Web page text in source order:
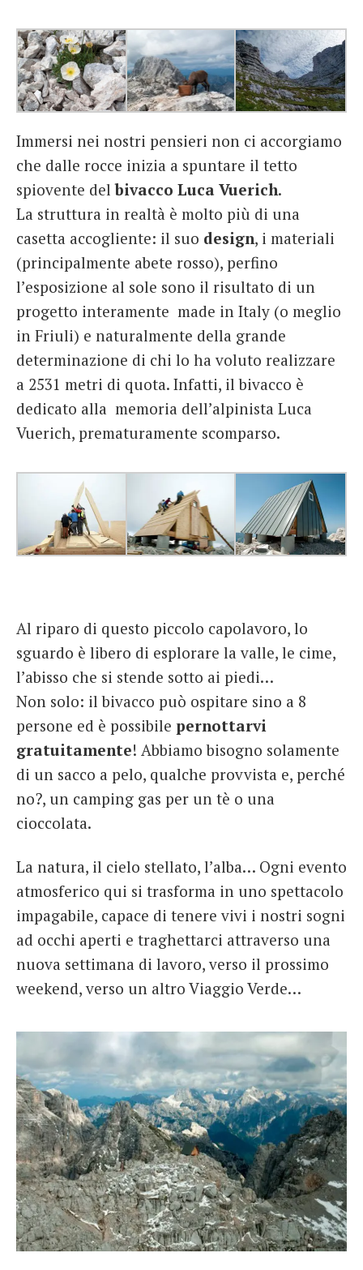
Immersi nei nostri pensieri non ci accorgiamo
che dalle rocce inizia a spuntare il tetto
spiovente delbivacco Luca Vuerich.
La struttura in realtà è molto più di una
casetta accogliente: il suo design, i materiali
(principalmente abete rosso), perfino
l’esposizione al sole sono il risultato di un
progetto interamente made in Italy (o meglio
in Friuli) e naturalmente della grande
determinazione di chi lo ha voluto realizzare
a 2531 metri di quota. Infatti, il bivacco è
dedicato alla memoria dell’alpinista Luca
Vuerich, prematuramente scomparso.
Al riparo di questo piccolo capolavoro, lo
sguardo è libero di esplorare la valle, le cime,
l’abisso che si stende sotto ai piedi…
Non solo: il bivacco può ospitare sino a 8
persone ed è possibile pernottarvi
gratuitamente! Abbiamo bisogno solamente
di un sacco a pelo, qualche provvista e, perché
no?, un camping gas per un tè o una
cioccolata.
La natura, il cielo stellato, l’alba… Ogni evento
atmosferico qui si trasforma in uno spettacolo
impagabile, capace di tenere vivi i nostri sogni
ad occhi aperti e traghettarci attraverso una
nuova settimana di lavoro, verso il prossimo
weekend, verso un altro Viaggio Verde…